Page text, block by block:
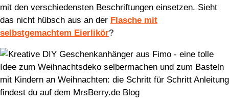
mit den verschiedensten Beschriftungen einsetzen. Sieht
das nicht hübsch aus an der Flasche mit
selbstgemachtem Eierlikör?